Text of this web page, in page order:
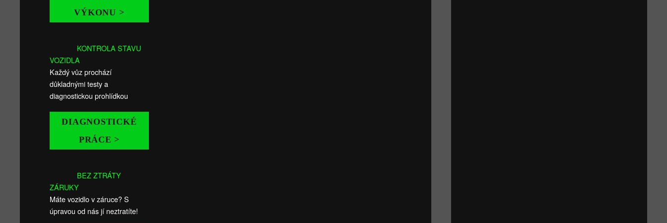
VÝKONU >
KONTROLA STAVU
VOZIDLA
Každý vůz prochází
důkladnými testy a
diagnostickou prohlídkou
DIAGNOSTICKÉ
PRÁCE >
BEZ ZTRÁTY
ZÁRUKY
Máte vozidlo v záruce? S
úpravou od nás jí neztratíte!